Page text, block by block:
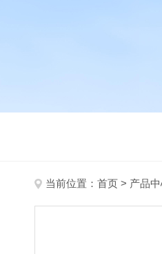
当前位置： 首页 > 产品